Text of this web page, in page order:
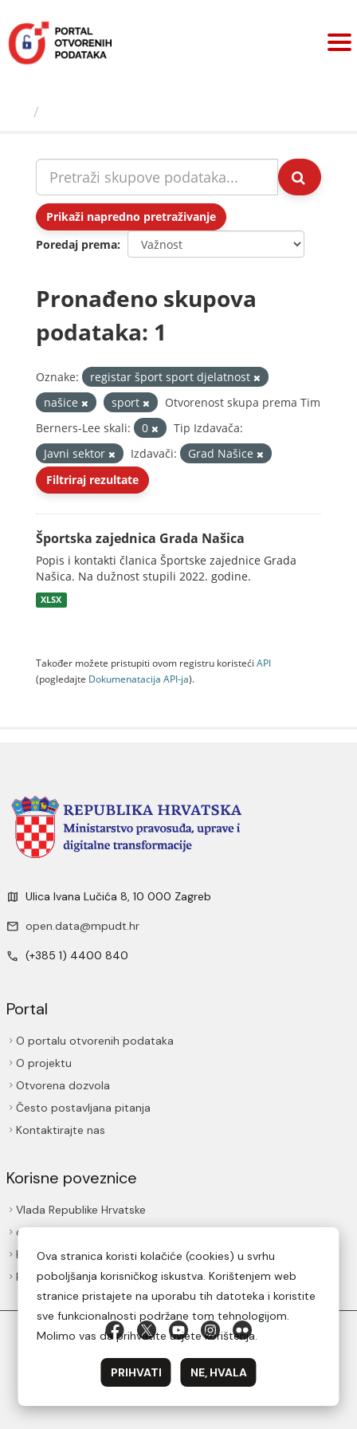
sadržaj
Prikaži napredno pretraživanje
Poredaj prema
Pronađeno skupova
podataka: 1
Oznake:
registar šport sport djelatnost
našice
sport
Otvorenost skupa prema Tim
Berners-Lee skali:
0
Tip Izdavača:
Javni sektor
Izdavači:
Grad Našice
Filtriraj rezultate
Športska zajednica Grada Našica
Popis i kontakti članica Športske zajednice Grada
Našica. Na dužnost stupili 2022. godine.
XLSX
Također možete pristupiti ovom registru koristeći API
(pogledajte Dokumenаtаcijа API-jа).